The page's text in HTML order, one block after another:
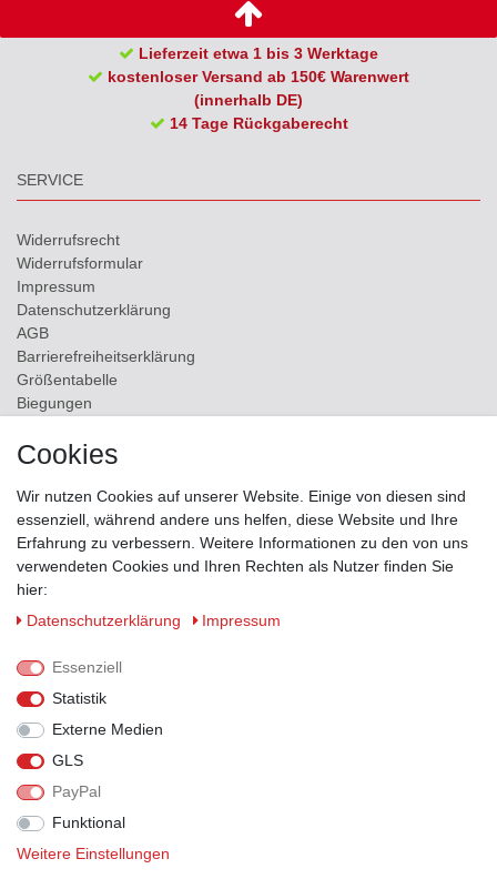
Lieferzeit etwa 1 bis 3 Werktage
kostenloser Versand ab 150€ Warenwert
(innerhalb DE)
14 Tage Rückgaberecht
SERVICE
Widerrufs­recht
Widerrufs­formular
Impressum
Daten­schutz­erklärung
AGB
Barrierefreiheitserklärung
Größentabelle
Biegungen
Kontakt
ZAHLUNGSMÖGLICHKEITEN
VERSANDPARTNER
Cookies
Wir nutzen Cookies auf unserer Website. Einige von diesen sind
essenziell, während andere uns helfen, diese Website und Ihre
Erfahrung zu verbessern. Weitere Informationen zu den von uns
verwendeten Cookies und Ihren Rechten als Nutzer finden Sie
hier:
Daten­schutz­erklärung
Impressum
Essenziell
Statistik
Externe Medien
GLS
PayPal
Funktional
Weitere Einstellungen